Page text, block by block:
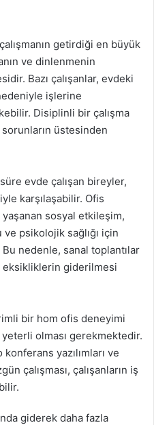
getirdiği en büyük
ve dinlenmenin
Bazı çalışanlar, evdeki
işlerine
Disiplinli bir çalışma
üstesinden
evde çalışan bireyler,
karşılaşabilir. Ofis
sosyal etkileşim,
ve psikolojik sağlığı için
nedenle, sanal toplantılar
giderilmesi
bir hom ofis deneyimi
olması gerekmektedir.
yazılımları ve
çalışması, çalışanların iş
giderek daha fazla